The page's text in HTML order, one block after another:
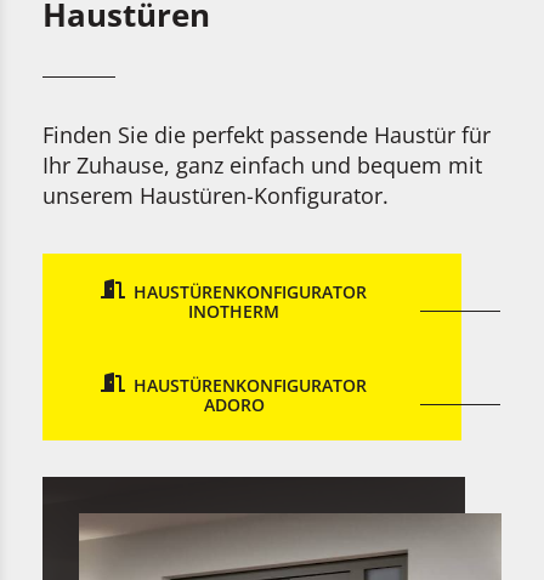
Haustüren
Finden Sie die perfekt passende Haustür für
Ihr Zuhause, ganz einfach und bequem mit
unserem Haustüren-Konfigurator.
HAUSTÜRENKONFIGURATOR
INOTHERM
HAUSTÜRENKONFIGURATOR
ADORO